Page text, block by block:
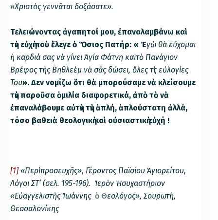
«Χριστὸς γεννᾶται δοξάσατε».
Τελειώνοντας ἀγαπητοί μου, ἐπαναλαμβάνω καὶ
τὴν εὐχὴ ποὺ ἔλεγε ὁ Ὅσιος Πατήρ: « Ἐγὼ θὰ εὔχομαι
ἡ καρδιά σας νὰ γίνει Ἁγία Φάτνη καὶ τὸ Πανάγιον
Βρέφος τῆς Βηθλεὲμ νὰ σᾶς δώσει, ὅλες τὶς εὐλογίες
Του». Δεν νομίζω ὅτι θὰ μπορούσαμε νὰ κλείσουμε
τὴν παροῦσα ὁμιλία διαφορετικά, ἀπὸ τὸ νὰ
ἐπαναλάβουμε αὐτὴν τὴν ἁπλή, ἁπλούστατη ἀλλά,
τόσο βαθειὰ θεολογικὴ καὶ οὐσιαστικὴ εὐχή !
[1]«Περὶ προσευχῆς», Γέροντος Παϊσίου Ἁγιορείτου,
Λόγοι ΣΤ’ (σελ. 195-196). Ἱερὸν Ἡσυχαστήριον
«Εὐαγγελιστὴς Ἰωάννης ὁ Θεολόγος», Σουρωτὴ,
Θεσσαλονίκης